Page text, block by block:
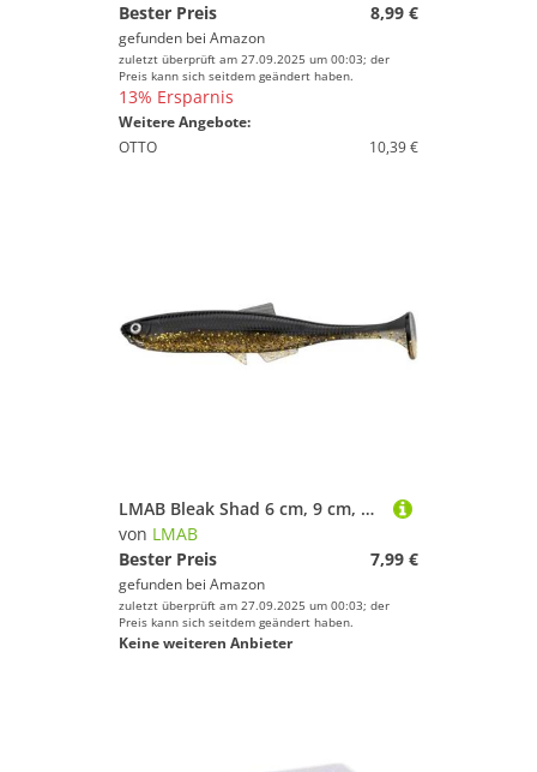
Bester Preis
8,99 €
gefunden bei Amazon
zuletzt überprüft am 27.09.2025 um 00:03; der
Preis kann sich seitdem geändert haben.
13% Ersparnis
Weitere Angebote:
OTTO
10,39 €
LMAB Bleak Shad 6 cm, 9 cm, 12 cm, 15 cm, 18 cm KÖFI - Gummifisch Angelköder - Gummiköder für: Zander, Barsch, Hecht & Forelle - Zanderköder Hechtköder - Kunstköder (15 cm, Holy Kings)
von LMAB
Bester Preis
7,99 €
gefunden bei Amazon
zuletzt überprüft am 27.09.2025 um 00:03; der
Preis kann sich seitdem geändert haben.
Keine weiteren Anbieter